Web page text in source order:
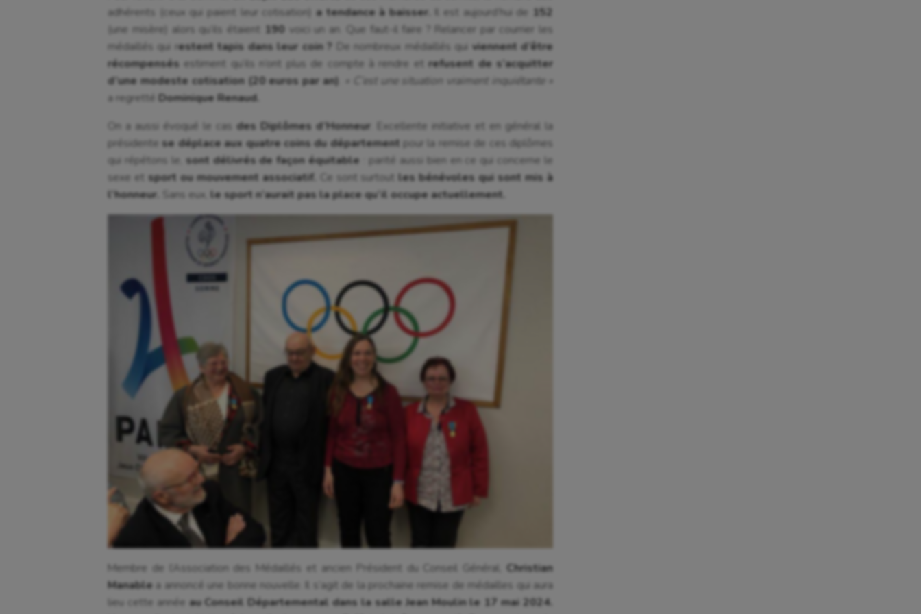
adhérents (ceux qui paient leur cotisation)
a tendance à baisser. Il est aujourd’hui de 152
(une misère) alors qu’ils étaient 190voici un an. Que faut-il faire ? Relancer par courrier les
médaillés qui restent tapis dans leur coin ? De nombreux médaillés qui viennent d’être
récompensés estiment qu’ils n’ont plus de compte à rendre etrefusent de s’acquitter
d’une modeste cotisation (20 euros par an)
« C’est une situation vraiment inquiétante »
a regretté Dominique Renaud.
On a aussi évoqué le cas des Diplômes d’Honneur . Excellente initiative et en général la
présidente se déplace aux quatre coins du département pour la remise de ces diplômes
qui répétons le, sont délivrés de façon équitable : parité aussi bien en ce qui concerne le
sexe et sport ou mouvement associatif. Ce sont surtout les bénévoles qui sont mis à
l’honneur.
Sans eux, le sport n’aurait pas la place qu’il occupe actuellement.
Membre de l’Association des Médaillés et ancien Président du Conseil Général, Christian
Manable a annoncé une bonne nouvelle. Il s’agit de la prochaine remise de médailles qui aura
lieu cette année au Conseil Départemental dans la salle Jean Moulin le 17 mai 2024.